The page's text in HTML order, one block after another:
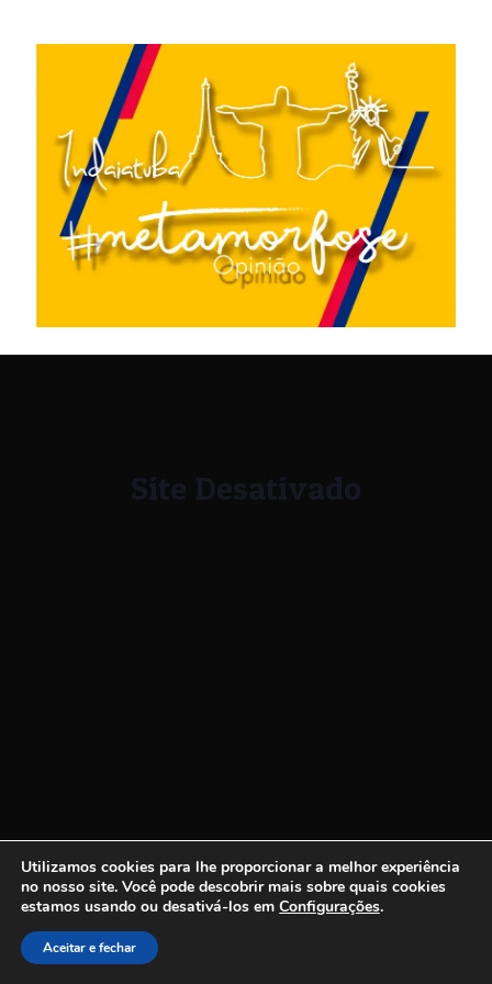
Site Desativado
Utilizamos cookies para lhe proporcionar a melhor experiência
no nosso site. Você pode descobrir mais sobre quais cookies
estamos usando ou desativá-los em Configurações.
Aceitar e fechar